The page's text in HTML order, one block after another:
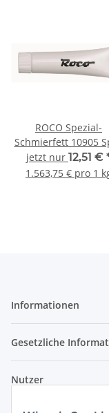
ROCO Spezial-
Schmierfett 10905
Neutral
jetzt nur 12,51 €
1.563,75 € pro 1
Informationen
Gesetzliche
Nutzer